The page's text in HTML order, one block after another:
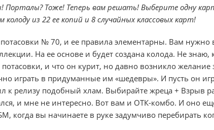
Порталы? Тоже! Теперь вам решать! Выберите одну
колоду из 22 ее копий и 8 случайных классовых карт!
№ 70, и ее правила элементарны. Вам нужно
На ее основе и будет создана колода. Не знаю,
потасовки, и что он курит, но давно возникло желание
играть в придуманные им «шедевры». И пусть он
к релизу подобный хлам. Выбирайте жреца + Взрыв
и мне не интересно. Вот вам и ОТК-комбо. И оно
когда вы начинаете в руке задумчиво перебирать